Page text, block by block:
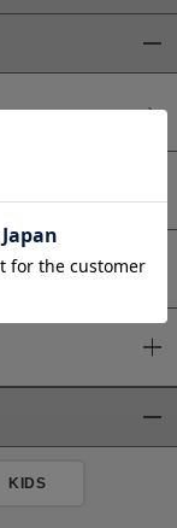
予約商品
KIDS